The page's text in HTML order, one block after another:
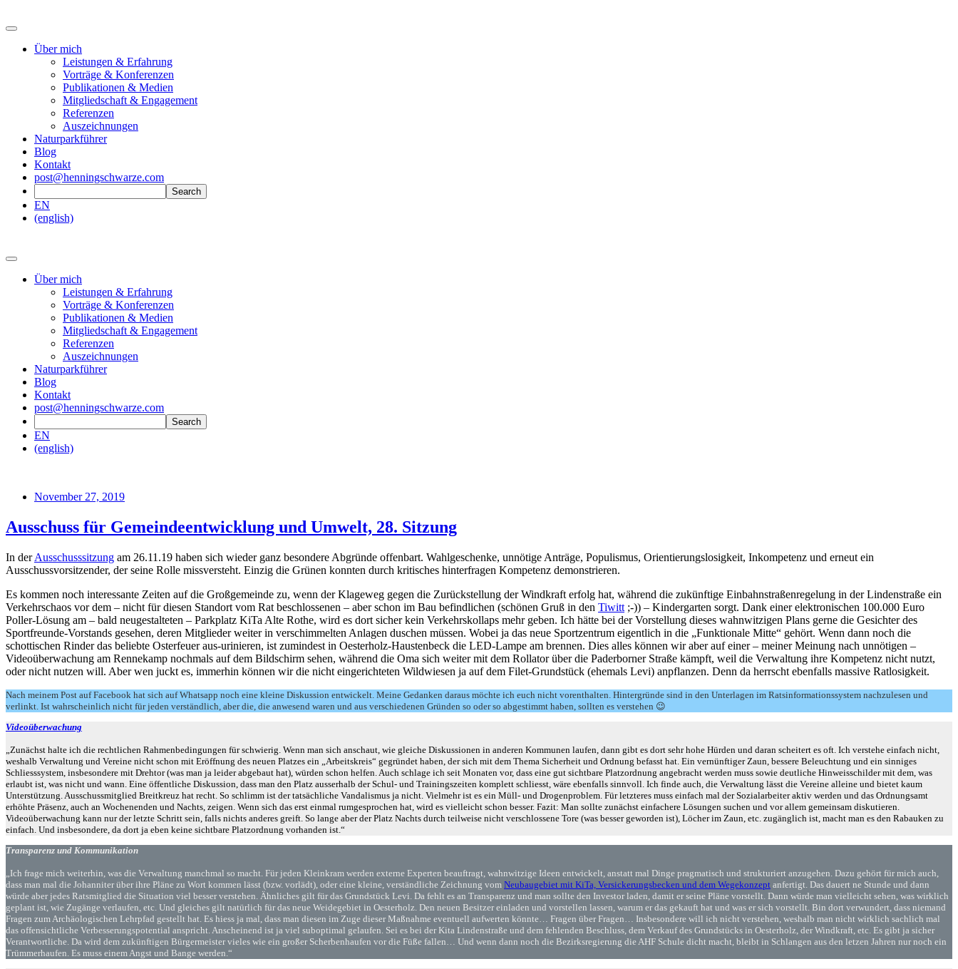
Über mich
Leistungen & Erfahrung
Vorträge & Konferenzen
Publikationen & Medien
Mitgliedschaft & Engagement
Referenzen
Auszeichnungen
Naturparkführer
Blog
Kontakt
post@henningschwarze.com
EN
(english)
Über mich
Leistungen & Erfahrung
Vorträge & Konferenzen
Publikationen & Medien
Mitgliedschaft & Engagement
Referenzen
Auszeichnungen
Naturparkführer
Blog
Kontakt
post@henningschwarze.com
EN
(english)
November 27, 2019
Ausschuss für Gemeindeentwicklung und Umwelt, 28. Sitzung
In derAusschusssitzung am 26.11.19 haben sich wieder ganz besondere Abgründe offenbart. Wahlgeschenke, unnötige Anträge, Populismus, Orientierungslosigkeit, Inkompetenz und erneut ein
Ausschussvorsitzender, der seine Rolle missversteht. Einzig die Grünen konnten durch kritisches hinterfragen Kompetenz demonstrieren.
Es kommen noch interessante Zeiten auf die Großgemeinde zu, wenn der Klageweg gegen die Zurückstellung der Windkraft erfolg hat, während die zukünftige Einbahnstraßenregelung in der Lindenstraße ein
Verkehrschaos vor dem – nicht für diesen Standort vom Rat beschlossenen – aber schon im Bau befindlichen (schönen Gruß in den Tiwitt ;-)) – Kindergarten sorgt. Dank einer elektronischen 100.000 Euro
Poller-Lösung am – bald neugestalteten – Parkplatz KiTa Alte Rothe, wird es dort sicher kein Verkehrskollaps mehr geben. Ich hätte bei der Vorstellung dieses wahnwitzigen Plans gerne die Gesichter des
Sportfreunde-Vorstands gesehen, deren Mitglieder weiter in verschimmelten Anlagen duschen müssen. Wobei ja das neue Sportzentrum eigentlich in die „Funktionale Mitte“ gehört. Wenn dann noch die
schottischen Rinder das beliebte Osterfeuer aus-urinieren, ist zumindest in Oesterholz-Haustenbeck die LED-Lampe am brennen. Dies alles können wir aber auf einer – meiner Meinung nach unnötigen –
Videoüberwachung am Rennekamp nochmals auf dem Bildschirm sehen, während die Oma sich weiter mit dem Rollator über die Paderborner Straße kämpft, weil die Verwaltung ihre Kompetenz nicht nutzt,
oder nicht nutzen will. Aber wen juckt es, immerhin können wir die nicht eingerichteten Wildwiesen ja auf dem Filet-Grundstück (ehemals Levi) anpflanzen. Denn da herrscht ebenfalls massive Ratlosigkeit.
Nach meinem Post auf Facebook hat sich auf Whatsapp noch eine kleine Diskussion entwickelt. Meine Gedanken daraus möchte ich euch nicht vorenthalten. Hintergründe sind in den Unterlagen im Ratsinformationssystem nachzulesen und
verlinkt. Ist wahrscheinlich nicht für jeden verständlich, aber die, die anwesend waren und aus verschiedenen Gründen so oder so abgestimmt haben, sollten es verstehen 😉
Videoüberwachung
„Zunächst halte ich die rechtlichen Rahmenbedingungen für schwierig. Wenn man sich anschaut, wie gleiche Diskussionen in anderen Kommunen laufen, dann gibt es dort sehr hohe Hürden und daran scheitert es oft. Ich verstehe einfach nicht,
weshalb Verwaltung und Vereine nicht schon mit Eröffnung des neuen Platzes ein „Arbeitskreis“ gegründet haben, der sich mit dem Thema Sicherheit und Ordnung befasst hat. Ein vernünftiger Zaun, bessere Beleuchtung und ein sinniges
Schliesssystem, insbesondere mit Drehtor (was man ja leider abgebaut hat), würden schon helfen. Auch schlage ich seit Monaten vor, dass eine gut sichtbare Platzordnung angebracht werden muss sowie deutliche Hinweisschilder mit dem, was
erlaubt ist, was nicht und wann. Eine öffentliche Diskussion, dass man den Platz ausserhalb der Schul- und Trainingszeiten komplett schliesst, wäre ebenfalls sinnvoll. Ich finde auch, die Verwaltung lässt die Vereine alleine und bietet kaum
Unterstützung. Ausschussmitglied Breitkreuz hat recht. So schlimm ist der tatsächliche Vandalismus ja nicht. Vielmehr ist es ein Müll- und Drogenproblem. Für letzteres muss einfach mal der Sozialarbeiter aktiv werden und das Ordnungsamt
erhöhte Präsenz, auch an Wochenenden und Nachts, zeigen. Wenn sich das erst einmal rumgesprochen hat, wird es vielleicht schon besser. Fazit: Man sollte zunächst einfachere Lösungen suchen und vor allem gemeinsam diskutieren.
Videoüberwachung kann nur der letzte Schritt sein, falls nichts anderes greift. So lange aber der Platz Nachts durch teilweise nicht verschlossene Tore (was besser geworden ist), Löcher im Zaun, etc. zugänglich ist, macht man es den Rabauken zu
einfach. Und insbesondere, da dort ja eben keine sichtbare Platzordnung vorhanden ist.“
Transparenz und Kommunikation
„Ich frage mich weiterhin, was die Verwaltung manchmal so macht. Für jeden Kleinkram werden externe Experten beauftragt, wahnwitzige Ideen entwickelt, anstatt mal Dinge pragmatisch und strukturiert anzugehen. Dazu gehört für mich auch,
dass man mal die Johanniter über ihre Pläne zu Wort kommen lässt (bzw. vorlädt), oder eine kleine, verständliche Zeichnung vom Neubaugebiet mit KiTa, Versickerungsbecken und dem Wegekonzept anfertigt. Das dauert ne Stunde und dann
würde aber jedes Ratsmitglied die Situation viel besser verstehen. Ähnliches gilt für das Grundstück Levi. Da fehlt es an Transparenz und man sollte den Investor laden, damit er seine Pläne vorstellt. Dann würde man vielleicht sehen, was wirklich
geplant ist, wie Zugänge verlaufen, etc. Und gleiches gilt natürlich für das neue Weidegebiet in Oesterholz. Den neuen Besitzer einladen und vorstellen lassen, warum er das gekauft hat und was er sich vorstellt. Bin dort verwundert, dass niemand
Fragen zum Archäologischen Lehrpfad gestellt hat. Es hiess ja mal, dass man diesen im Zuge dieser Maßnahme eventuell aufwerten könnte… Fragen über Fragen… Insbesondere will ich nicht verstehen, weshalb man nicht wirklich sachlich mal
das offensichtliche Verbesserungspotential anspricht. Anscheinend ist ja viel suboptimal gelaufen. Sei es bei der Kita Lindenstraße und dem fehlenden Beschluss, dem Verkauf des Grundstücks in Oesterholz, der Windkraft, etc. Es gibt ja sicher
Verantwortliche. Da wird dem zukünftigen Bürgermeister vieles wie ein großer Scherbenhaufen vor die Füße fallen… Und wenn dann noch die Bezirksregierung die AHF Schule dicht macht, bleibt in Schlangen aus den letzen Jahren nur noch ein
Trümmerhaufen. Es muss einem Angst und Bange werden.“